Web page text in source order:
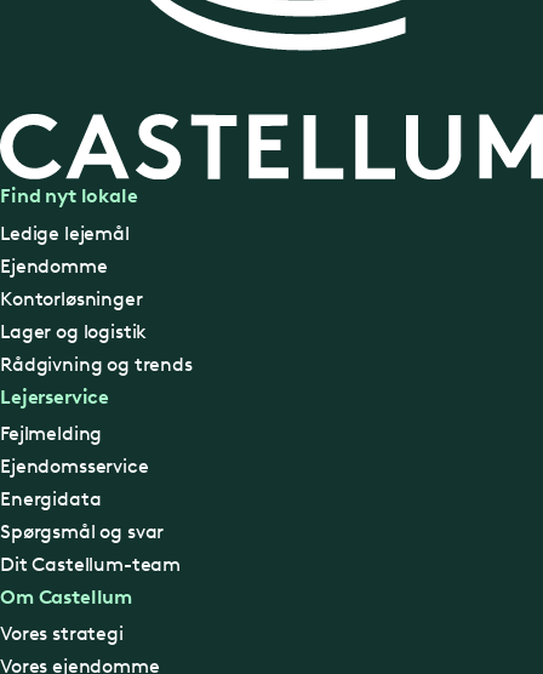
Find nyt lokale
Ledige lejemål
Ejendomme
Kontorløsninger
Lager og logistik
Rådgivning og trends
Lejerservice
Fejlmelding
Ejendomsservice
Energidata
Spørgsmål og svar
Dit Castellum-team
Om Castellum
Vores strategi
Vores ejendomme